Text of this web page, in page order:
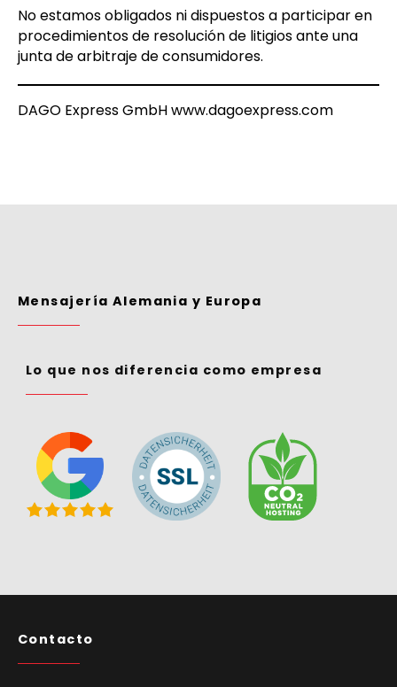
No estamos obligados ni dispuestos a participar en
procedimientos de resolución de litigios ante una
junta de arbitraje de consumidores.
DAGO Express GmbH www.dagoexpress.com
Mensajería Alemania y Europa
Lo que nos diferencia como empresa
Contacto